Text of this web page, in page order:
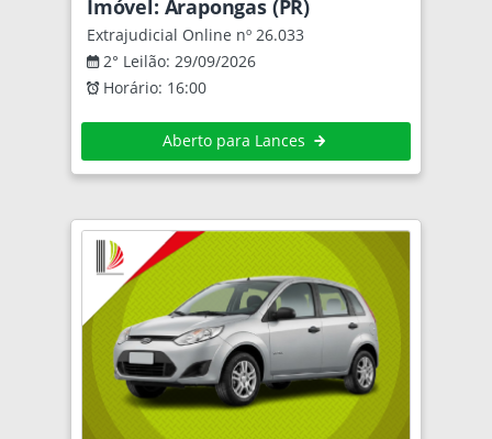
Imóvel: Arapongas (PR)
Extrajudicial Online nº 26.033
2° Leilão: 29/09/2026
Horário: 16:00
Aberto para Lances